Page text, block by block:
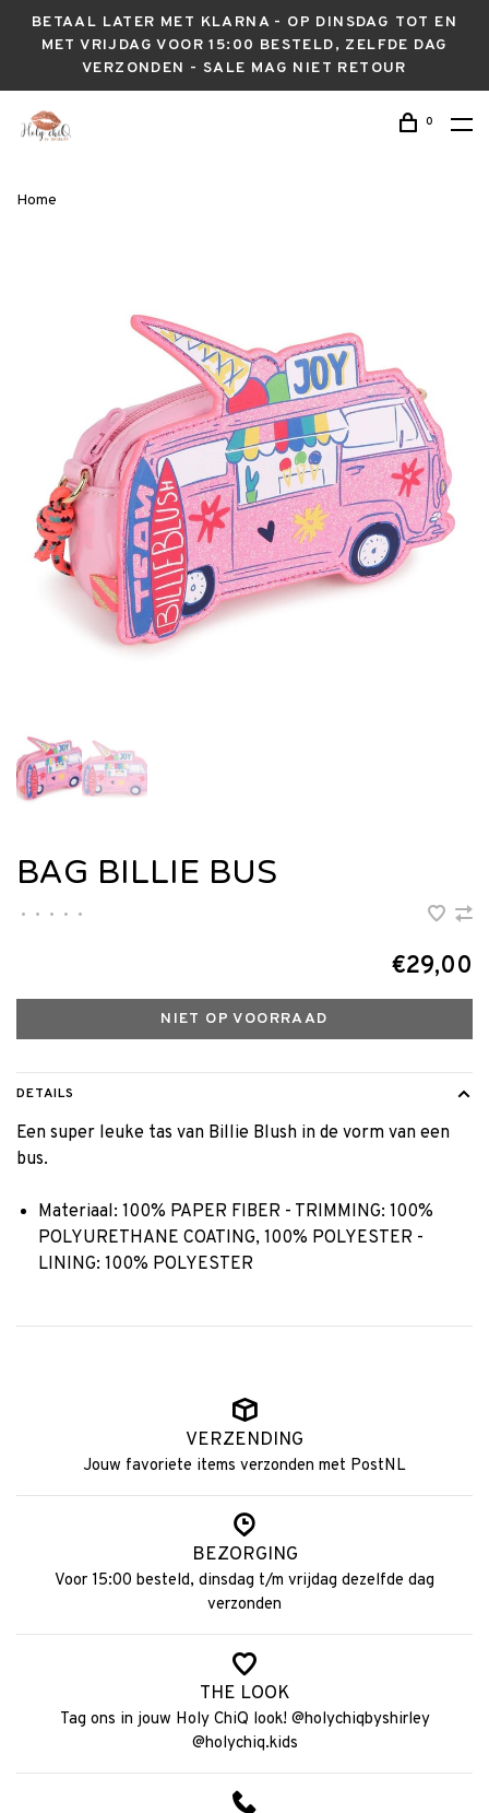
BETAAL LATER MET KLARNA - OP DINSDAG TOT EN
MET VRIJDAG VOOR 15:00 BESTELD, ZELFDE DAG
VERZONDEN - SALE MAG NIET RETOUR
0
Home
BAG BILLIE BUS
• • • • •
€29,00
NIET OP VOORRAAD
DETAILS
Een super leuke tas van Billie Blush in de vorm van een
bus.
Materiaal: 100% PAPER FIBER - TRIMMING: 100%
POLYURETHANE COATING, 100% POLYESTER -
LINING: 100% POLYESTER
VERZENDING
Jouw favoriete items verzonden met PostNL
BEZORGING
Voor 15:00 besteld, dinsdag t/m vrijdag dezelfde dag
verzonden
THE LOOK
Tag ons in jouw Holy ChiQ look! @holychiqbyshirley
@holychiq.kids